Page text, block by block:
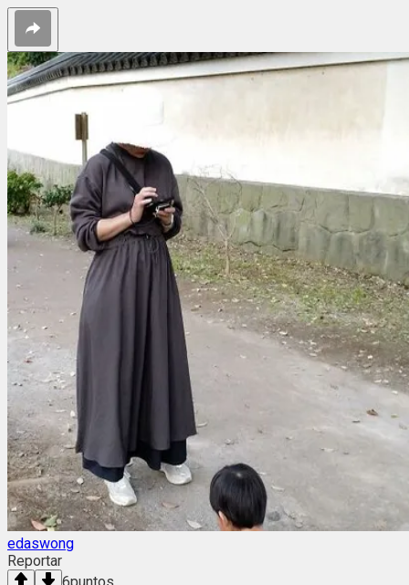
edaswong
Reportar
6puntos